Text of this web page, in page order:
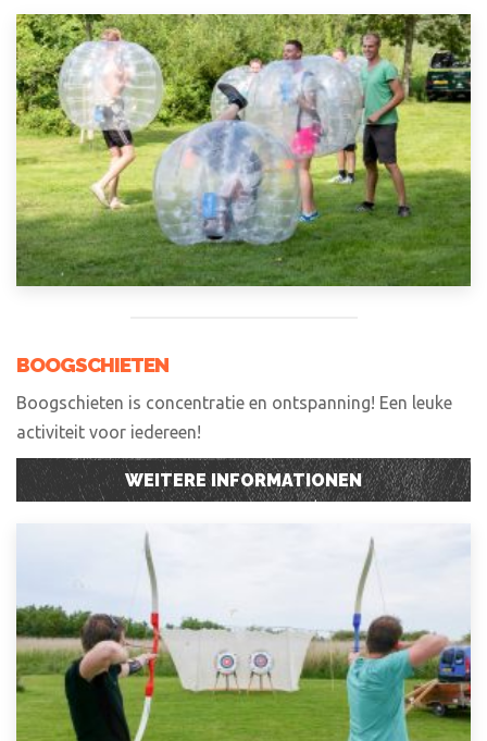
BOOGSCHIETEN
Boogschieten is concentratie en ontspanning! Een leuke
activiteit voor iedereen!
WEITERE INFORMATIONEN